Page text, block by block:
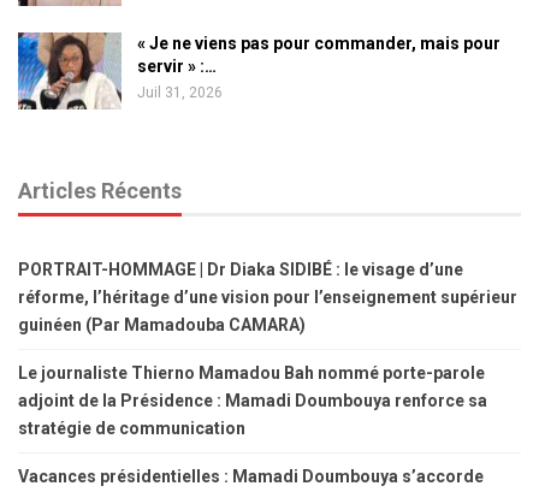
« Je ne viens pas pour commander, mais pour
servir » :…
Juil 31, 2026
Articles Récents
PORTRAIT-HOMMAGE | Dr Diaka SIDIBÉ : le visage d’une
réforme, l’héritage d’une vision pour l’enseignement supérieur
guinéen (Par Mamadouba CAMARA)
Le journaliste Thierno Mamadou Bah nommé porte-parole
adjoint de la Présidence : Mamadi Doumbouya renforce sa
stratégie de communication
Vacances présidentielles : Mamadi Doumbouya s’accorde